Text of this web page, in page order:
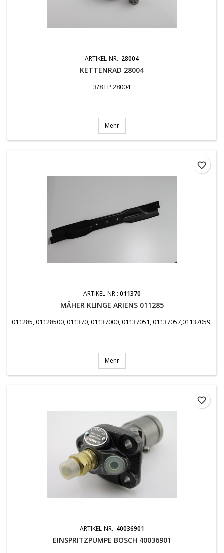
ARTIKEL-NR.: 28004
KETTENRAD 28004
3/8 LP 28004
Mehr
ARTIKEL-NR.: 011370
MÄHER KLINGE ARIENS 011285
011285, 01128500, 011370, 01137000, 01137051, 01137057,01137059,
Mehr
favorite_border
ARTIKEL-NR.: 40036901
EINSPRITZPUMPE BOSCH 40036901
favorite_border